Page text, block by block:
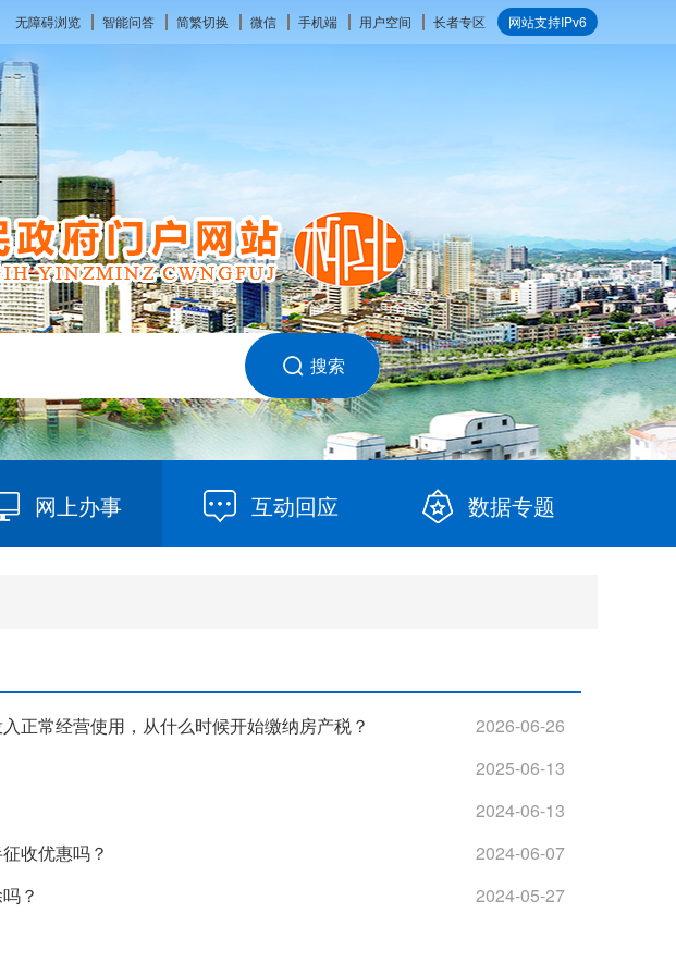
无障碍浏览 智能问答 简繁切换 微信 手机端 用户空间 长者专区 网站支持IPv6
搜索
网上办事 互动回应 数据专题
正常经营使用，从什么时候开始缴纳房产税？
2026-06-26
2025-06-13
2024-06-13
收优惠吗？
2024-06-07
？
2024-05-27